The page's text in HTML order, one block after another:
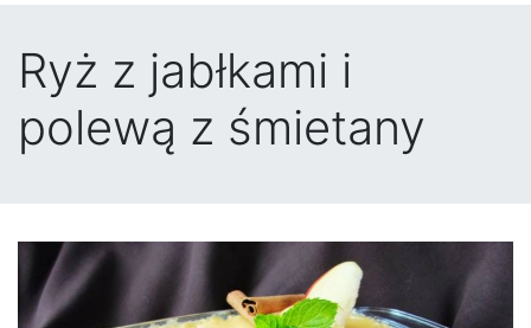
Ryż z jabłkami i
polewą z śmietany